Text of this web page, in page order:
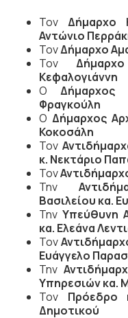
ΤονΔήμαρχο
Αντώνιο
ΤονΔήμαρχο
Τον
Κεφαλογιάννη
ΟΔήμαρχος
Φραγκούλη
Ο Δήμαρχος
Κοκοσάλη
Τον
κ. Νεκτάριο
Τον
Την
Βασιλείου κα.
Την Υπεύθυνη
κα. Ελεάνα
Τον
Ευάγγελο
Την
Υπηρεσιών κα.
ΤονΠρόεδρο